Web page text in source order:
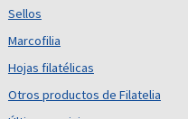
Sellos
Marcofilia
Hojas filatélicas
Otros productos de Filatelia